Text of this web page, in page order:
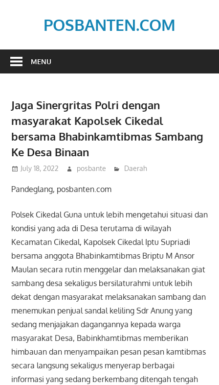
POSBANTEN.COM
Dan
MENU
Jaga Sinergritas Polri dengan
masyarakat Kapolsek Cikedal
bersama Bhabinkamtibmas Sambang
Ke Desa Binaan
July 18, 2022 posbante Daerah
Pandeglang, posbanten.com
Polsek Cikedal Guna untuk lebih mengetahui situasi dan
kondisi yang ada di Desa terutama di wilayah
Kecamatan Cikedal, Kapolsek Cikedal Iptu Supriadi
bersama anggota Bhabinkamtibmas Briptu M Ansor
Maulan secara rutin menggelar dan melaksanakan giat
sambang desa sekaligus bersilaturahmi untuk lebih
dekat dengan masyarakat melaksanakan sambang dan
menemukan penjual sandal keliling Sdr Anung yang
sedang menjajakan dagangannya kepada warga
masyarakat Desa, Babinkhamtibmas memberikan
himbauan dan menyampaikan pesan pesan kamtibmas
secara langsung sekaligus menyerap berbagai
informasi yang sedang berkembang ditengah tengah